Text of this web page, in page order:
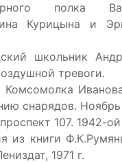
полка
Курицына и
школьник
тревоги.
Комсомолка
снарядов. Ноябрь
107. 1942-
из книги
1971 г.